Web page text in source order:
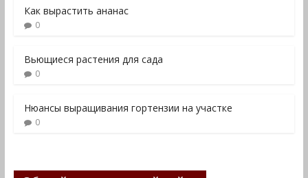
Как вырастить ананас
0
Вьющиеся растения для сада
0
Нюансы выращивания гортензии на участке
0